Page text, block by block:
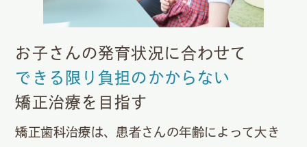
お子さんの発育状況に合わせて
できる限り負担のかからない
矯正治療を目指す
矯正歯科治療は、患者さんの年齢によって大き